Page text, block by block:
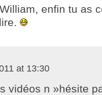
enfin tu as
at 13:30
vidéos n »hésite